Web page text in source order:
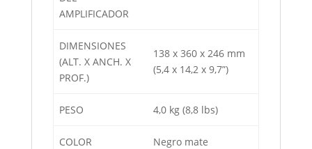
AMPLIFICADOR
DIMENSIONES
(ALT. X ANCH. X
PROF.)
138 x 360 x 246 mm
(5,4 x 14,2 x 9,7”)
PESO 4,0 kg (8,8 lbs)
COLOR Negro mate